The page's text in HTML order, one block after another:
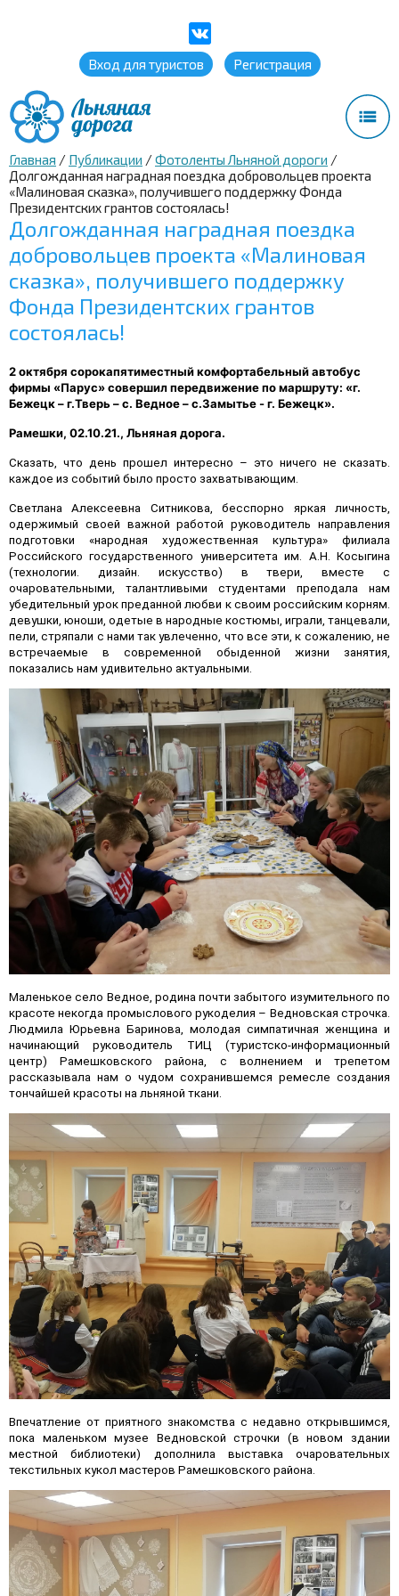
Вход для туристов Регистрация
Главная / Публикации /Фотоленты Льняной дороги /
Долгожданная наградная поездка добровольцев проекта
«Малиновая сказка», получившего поддержку Фонда
Президентских грантов состоялась!
Долгожданная наградная поездка
добровольцев проекта «Малиновая
сказка», получившего поддержку
Фонда Президентских грантов
состоялась!
2 октября сорокапятиместный комфортабельный автобус
фирмы «Парус» совершил передвижение по маршруту: «г.
Бежецк – г.Тверь – с. Ведное – с.Замытье - г. Бежецк».
Рамешки, 02.10.21., Льняная дорога.
Сказать, что день прошел интересно – это ничего не сказать.
каждое из событий было просто захватывающим.
Светлана Алексеевна Ситникова, бесспорно яркая личность,
одержимый своей важной работой руководитель направления
подготовки «народная художественная культура» филиала
Российского государственного университета им. А.Н. Косыгина
(технологии. дизайн. искусство) в твери, вместе с
очаровательными, талантливыми студентами преподала нам
убедительный урок преданной любви к своим российским корням.
девушки, юноши, одетые в народные костюмы, играли, танцевали,
пели, стряпали с нами так увлеченно, что все эти, к сожалению, не
встречаемые в современной обыденной жизни занятия,
показались нам удивительно актуальными.
Маленькое село Ведное, родина почти забытого изумительного по
красоте некогда промыслового рукоделия – Ведновская строчка.
Людмила Юрьевна Баринова, молодая симпатичная женщина и
начинающий руководитель ТИЦ (туристско-информационный
центр) Рамешковского района, с волнением и трепетом
рассказывала нам о чудом сохранившемся ремесле создания
тончайшей красоты на льняной ткани.
Впечатление от приятного знакомства с недавно открывшимся,
пока маленьком музее Ведновской строчки (в новом здании
местной библиотеки) дополнила выставка очаровательных
текстильных кукол мастеров Рамешковского района.